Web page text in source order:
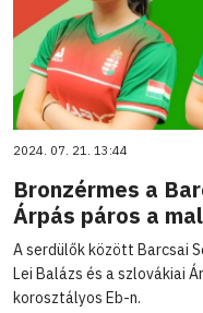
2024. 07. 21. 13:44
Bronzérmes a
Árpás páros a
A serdülők között Barcsai
Lei Balázs és a szlovákiai
korosztályos Eb-n.